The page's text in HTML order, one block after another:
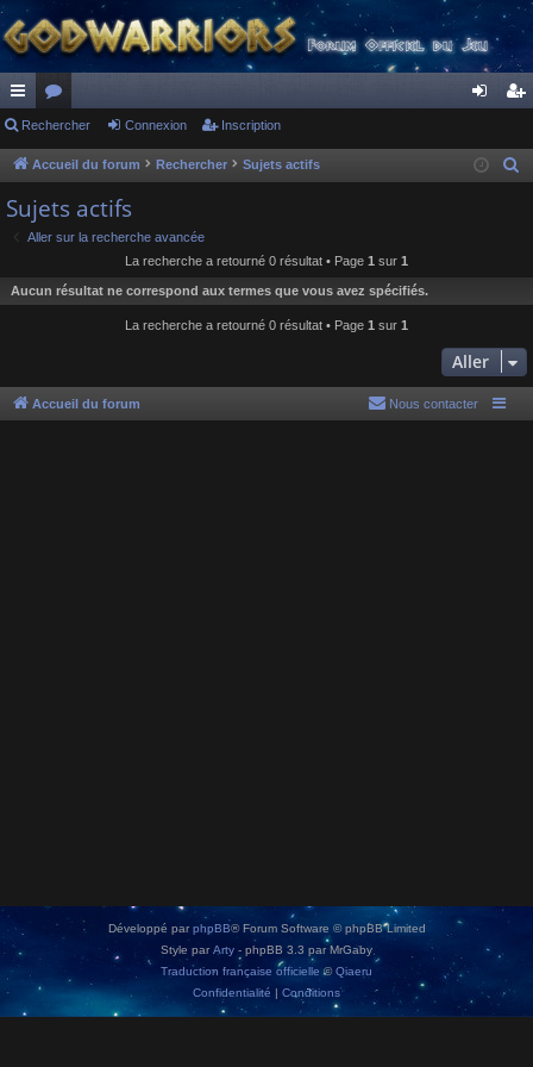
ac
co
ur
ci
or
u
s
ne cri
Rechercher Connexion Inscription
Accueil du forum Rechercher Sujets actifs
h
e
Sujets actifs
Aller sur la recherche avancée
La recherche a retourné 0 résultat • Page 1 sur 1
Aucun résultat ne correspond aux termes que vous avez spécifiés.
La recherche a retourné 0 résultat • Page 1 sur 1
Aller
Accueil du forum Nous contacter
Développé par phpBB® Forum Software © phpBB Limited
Style parArty - phpBB 3.3 par MrGaby
Traduction française officielle ©Qiaeru
Confidentialité | Conditions